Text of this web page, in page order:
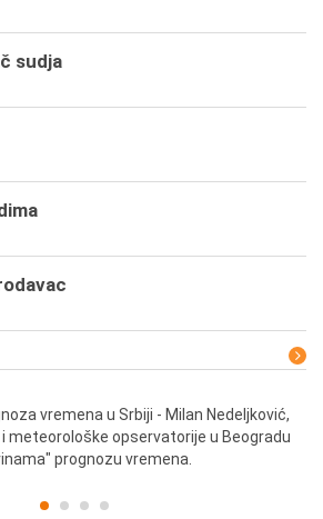
sudja
vremena u Srbiji - Milan Nedeljković,
meteorološke opservatorije u Beogradu
prognozu vremena.